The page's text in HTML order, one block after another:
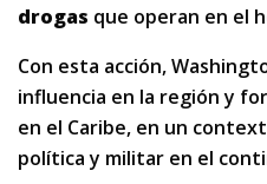
drogas que operan en el
Con esta acción,
influencia en la región y
en el Caribe, en un
política y militar en el